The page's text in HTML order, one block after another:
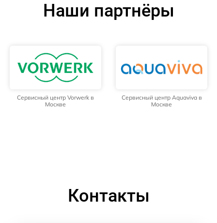
Наши партнёры
Сервисный центр Vorwerk в
Москве
Сервисный центр Aquaviva в
Москве
Контакты